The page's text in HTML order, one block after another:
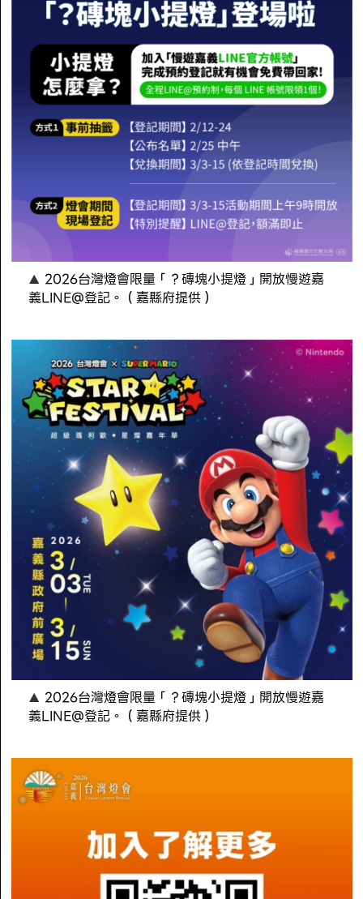
2026台灣燈會限量「？磚塊小提燈」開放慢遊嘉
義LINE@登記。（嘉縣府提供）
2026台灣燈會限量「？磚塊小提燈」開放慢遊嘉
義LINE@登記。（嘉縣府提供）